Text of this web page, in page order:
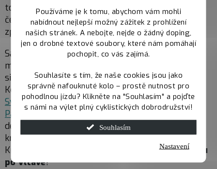
Používáme je k tomu, abychom vám mohli
nabídnout nejlepší možný zážitek z prohlížení
našich stránek. A nebojte, nejde o žádný doping,
jen o drobné textové soubory, které nám pomáhají
pochopit, co vás zajímá.
Souhlasíte s tím, že naše cookies jsou jako
správně nafouknuté kolo – prostě nutnost pro
pohodlnou jízdu? Klikněte na "Souhlasím" a pojďte
s námi na výlet plný cyklistických dobrodružství!
Souhlasím
Nastavení
to ale můžeš vlakem, který tě dostane (třeba) do
česko-německého pohraničí, odkud můžeš vyrazit
zpátky k Lipnu.
Samotné Lipno je díky množství vodních atrakcí i
možnosti půjčení si různého vybavení dostatečně
silným magnetem pro všechny věkové kategorie.
Kdyby to ale nestačilo, můžete s dětmi navštívit
Svět pod hladinou, expozici tropických motýlů
Papilonia
jelení oboru v Horní Plané
desítek minut cesty vzdálenýČeský Krumlov
krásným historickým centrem. PS: Co takhle si do
Krumlova místo vlakem nebo autem
sjet na člunu
po Vltavě?